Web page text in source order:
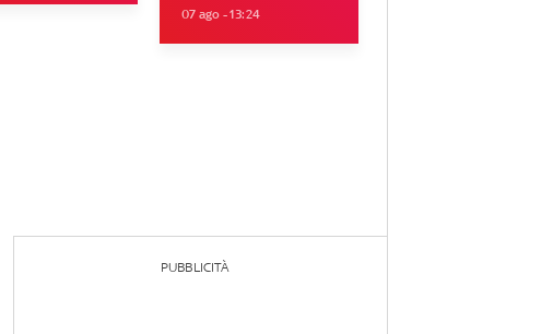
07 ago - 13:24
PUBBLICITÀ